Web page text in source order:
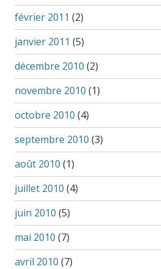
février 2011 (2)
janvier 2011 (5)
décembre 2010 (2)
novembre 2010 (1)
octobre 2010 (4)
septembre 2010 (3)
août 2010 (1)
juillet 2010 (4)
juin 2010 (5)
mai 2010 (7)
avril 2010 (7)